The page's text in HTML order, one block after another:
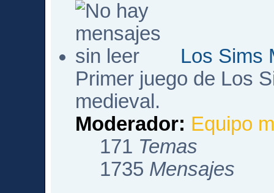
Los Sims
Primer juego de Los
medieval.
Moderador: Equipo
171 Temas
1735 Mensajes